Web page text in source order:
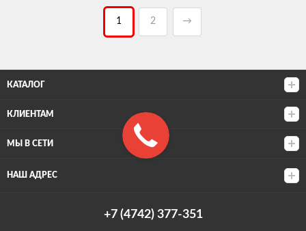
1 2 →
КАТАЛОГ
КЛИЕНТАМ
МЫ В СЕТИ
НАШ АДРЕС
+7 (4742) 377-351